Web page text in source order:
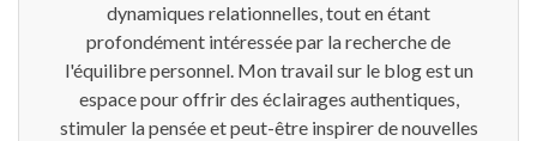
dynamiques relationnelles, tout en étant
profondément intéressée par la recherche de
l'équilibre personnel. Mon travail sur le blog est un
espace pour offrir des éclairages authentiques,
stimuler la pensée et peut-être inspirer de nouvelles